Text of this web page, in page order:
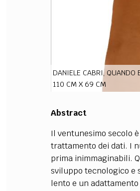
DANIELE CABRI, QUANDO
110 CM X 69 CM
Abstract
Il ventunesimo secolo
trattamento dei dati. I
prima inimmaginabili.
sviluppo tecnologico e
lento e un